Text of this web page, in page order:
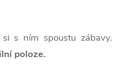
s ním spoustu zábavy.
poloze.